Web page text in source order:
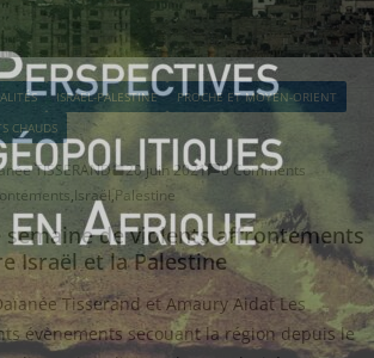
ISRAËL-PALESTINE
PROCHE ET MOYEN-ORIENT
CHAUDS
TISSERAND 20 juin 2021
0 Comments
,Israël,Palestine
semaine de violents affrontements
Israël et la Palestine
Tisserand et Amaury Aidat Les
évènements secouant la région depuis le